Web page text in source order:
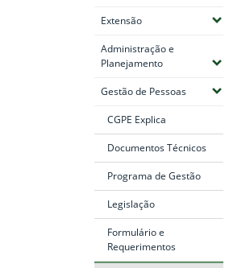
Extensão(Expandir submenus)
Administração e
Planejamento(Expandir
Gestão de Pessoas(Expandir
CGPE Explica
Documentos Técnicos
Programa de Gestão
Legislação
Formulário e
Requerimentos